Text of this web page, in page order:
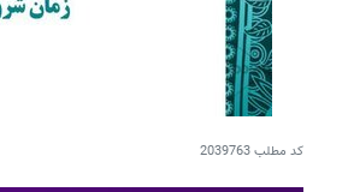
کد مطلب2039763